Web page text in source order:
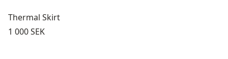
Thermal Skirt
Pris:
1 000 SEK